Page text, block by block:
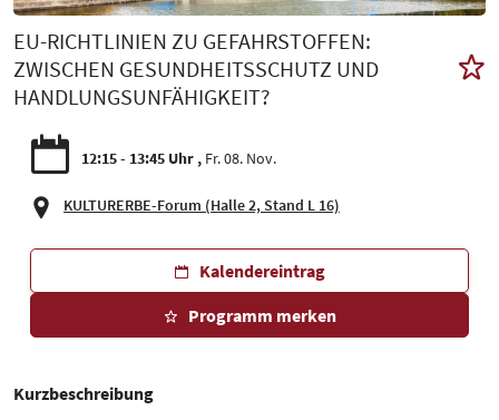
EU-RICHTLINIEN ZU GEFAHRSTOFFEN:
ZWISCHEN GESUNDHEITSSCHUTZ UND
HANDLUNGSUNFÄHIGKEIT?
12:15 - 13:45 Uhr Fr. 08. Nov.
KULTURERBE-Forum (Halle 2, Stand L 16)
Kalendereintrag
Programm merken
Kurzbeschreibung